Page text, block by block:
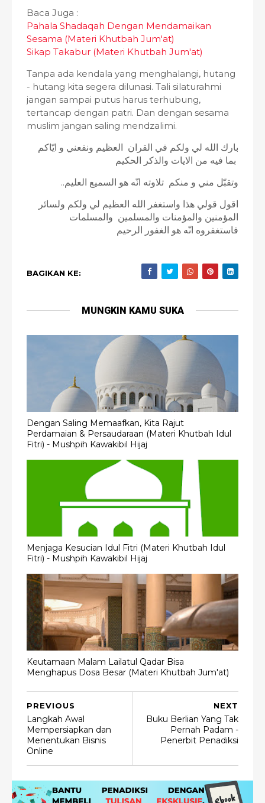
Baca Juga :
Pahala Shadaqah Dengan Mendamaikan
Sesama (Materi Khutbah Jum'at)
Sikap Takabur (Materi Khutbah Jum'at)
Tanpa ada kendala yang menghalangi, hutang
- hutang kita segera dilunasi. Tali silaturahmi
jangan sampai putus harus terhubung,
tertancap dengan patri. Dan dengan sesama
muslim jangan saling mendzalimi.
بارك الله لي ولكم في القران العظيم ونفعني و ايّاكم
..وتقبّل مني و منكم تلاوته انّه هو السميع العليم
اقول قولي هذا واستغفر الله العظيم لي ولكم ولسائر
المؤمنين والمؤمنات والمسلمين والمسلمات
فاستغفروه انّه هو الغفور الرحيم
BAGIKAN KE:
MUNGKIN KAMU SUKA
Dengan Saling Memaafkan, Kita Rajut
Perdamaian & Persaudaraan (Materi Khutbah Idul
Fitri) - Mushpih Kawakibil Hijaj
Menjaga Kesucian Idul Fitri (Materi Khutbah Idul
Fitri) - Mushpih Kawakibil Hijaj
Keutamaan Malam Lailatul Qadar Bisa
Menghapus Dosa Besar (Materi Khutbah Jum'at)
NEXT
Buku Berlian Yang Tak
Pernah Padam -
Penerbit Penadiksi
PREVIOUS
Langkah Awal
Mempersiapkan dan
Menentukan Bisnis
Online